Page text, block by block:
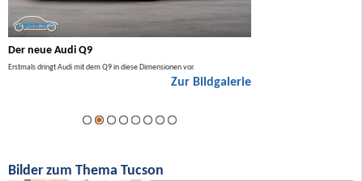
Der neue Audi Q9
Erstmals dringt Audi mit dem Q9 in diese Dimensionen vor.
Zur Bildgalerie
Bilder zum Thema Tucson